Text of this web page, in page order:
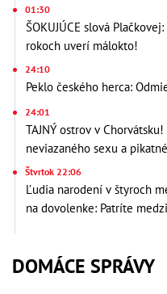
01:30
ŠOKUJÚCE slová
rokoch uverí málokto!
24:10
Peklo českého herca:
24:01
TAJNÝ ostrov v
neviazaného sexu a
Štvrtok 22:06
Ľudia narodení v štyroch
na dovolenke: Patríte
DOMÁCE SPRÁVY